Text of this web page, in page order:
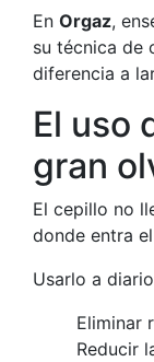
En Orgaz,
su técnica de
diferencia a
El uso
gran
El cepillo no
donde entra el
Usarlo a
Eliminar
Reducir